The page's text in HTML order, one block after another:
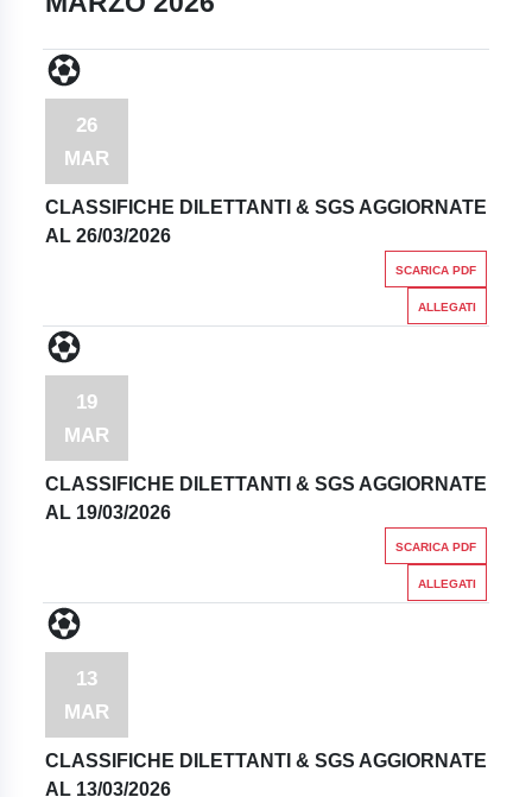
26
MAR
CLASSIFICHE DILETTANTI & SGS AGGIORNATE
AL 26/03/2026
SCARICA PDF
ALLEGATI
19
MAR
CLASSIFICHE DILETTANTI & SGS AGGIORNATE
AL 19/03/2026
SCARICA PDF
ALLEGATI
13
MAR
CLASSIFICHE DILETTANTI & SGS AGGIORNATE
AL 13/03/2026